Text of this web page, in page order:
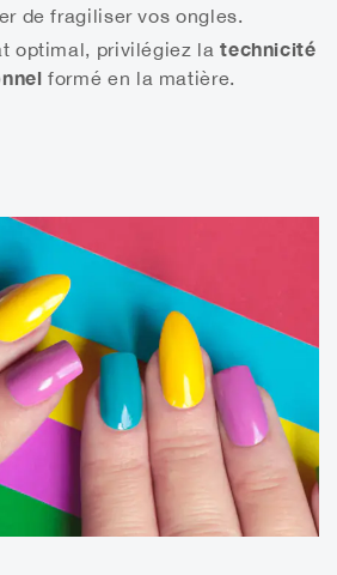
de fragiliser vos ongles.
optimal, privilégiez latechnicité
formé en la matière.